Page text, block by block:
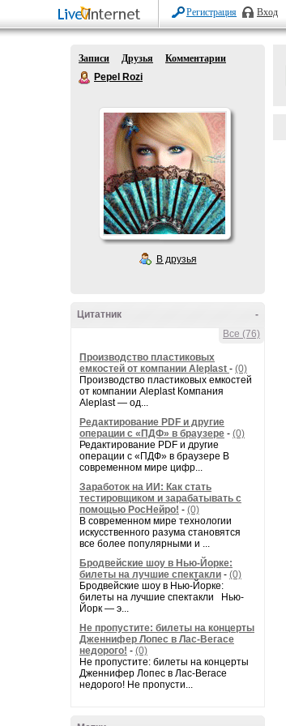
Регистрация Вход
Записи Друзья
Комментарии
Pepel Rozi
В друзья
-
Цитатник
Все (76)
Производство пластиковых
емкостей от компании Aleplast - (0)
Производство пластиковых емкостей
от компании Aleplast Компания
Aleplast — од...
Редактирование PDF и другие
операции с «ПДФ» в браузере - (0)
Редактирование PDF и другие
операции с «ПДФ» в браузере В
современном мире цифр...
Заработок на ИИ: Как стать
тестировщиком и зарабатывать с
помощью РосНейро! - (0)
В современном мире технологии
искусственного разума становятся
все более популярными и ...
Бродвейские шоу в Нью-Йорке:
билеты на лучшие спектакли - (0)
Бродвейские шоу в Нью-Йорке:
билеты на лучшие спектакли Нью-
Йорк — э...
Не пропустите: билеты на концерты
Дженнифер Лопес в Лас-Вегасе
недорого! - (0)
Не пропустите: билеты на концерты
Дженнифер Лопес в Лас-Вегасе
недорого! Не пропусти...